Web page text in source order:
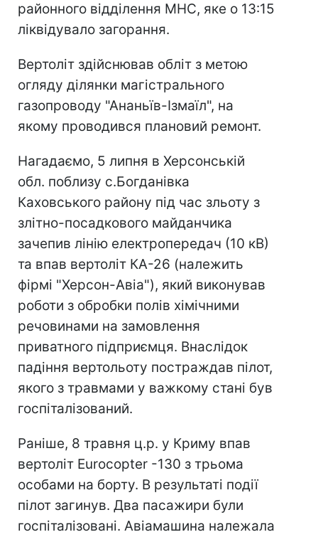
районного відділення МНС, яке о 13:15
ліквідувало загорання.
Вертоліт здійснював обліт з метою
огляду ділянки магістрального
газопроводу "Ананьїв-Ізмаїл", на
якому проводився плановий ремонт.
Нагадаємо, 5 липня в Херсонській
обл. поблизу с.Богданівка
Каховського району під час зльоту з
злітно-посадкового майданчика
зачепив лінію електропередач (10 кВ)
та впав вертоліт КА-26 (належить
фірмі "Херсон-Авіа"), який виконував
роботи з обробки полів хімічними
речовинами на замовлення
приватного підприємця. Внаслідок
падіння вертольоту постраждав пілот,
якого з травмами у важкому стані був
госпіталізований.
Раніше, 8 травня ц.р. у Криму впав
вертоліт Eurocopter -130 з трьома
особами на борту. В результаті події
пілот загинув. Два пасажири були
госпіталізовані. Авіамашина належала